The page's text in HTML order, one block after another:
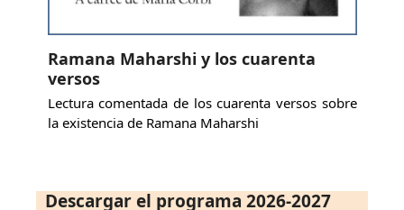
Ramana Maharshi y los cuarenta
versos
Lectura comentada de los cuarenta versos sobre
la existencia de Ramana Maharshi
Descargar el programa 2026-2027